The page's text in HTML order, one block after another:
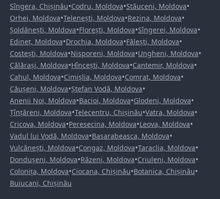
Sîngera, Chișinău•Codru, Moldova•Stăuceni, Moldova•
Orhei, Moldova•Telenești, Moldova•Rezina, Moldova•
Șoldănești, Moldova•Florești, Moldova•Sîngerei, Moldova•
Edineț, Moldova•Drochia, Moldova•Fălești, Moldova•
Costești, Moldova•Nisporeni, Moldova•Ungheni, Moldova•
Călărași, Moldova•Hîncești, Moldova•Cantemir, Moldova•
Cahul, Moldova•Cimișlia, Moldova•Comrat, Moldova•
Căușeni, Moldova•Ștefan Vodă, Moldova•
Anenii Noi, Moldova•Bacioi, Moldova•Glodeni, Moldova•
Țînțăreni, Moldova•Telecentru, Chișinău•Vatra, Moldova•
Cricova, Moldova•Peresecina, Moldova•Leova, Moldova•
Vadul lui Vodă, Moldova•Basarabeasca, Moldova•
Vulcănești, Moldova•Congaz, Moldova•Taraclia, Moldova•
Dondușeni, Moldova•Răzeni, Moldova•Criuleni, Moldova•
Colonița, Moldova•Ciocana, Chișinău•Botanica, Chișinău•
Buiucani, Chișinău